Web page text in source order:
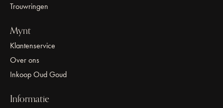
Trouwringen
Mynt
Klantenservice
Over ons
Inkoop Oud Goud
Informatie